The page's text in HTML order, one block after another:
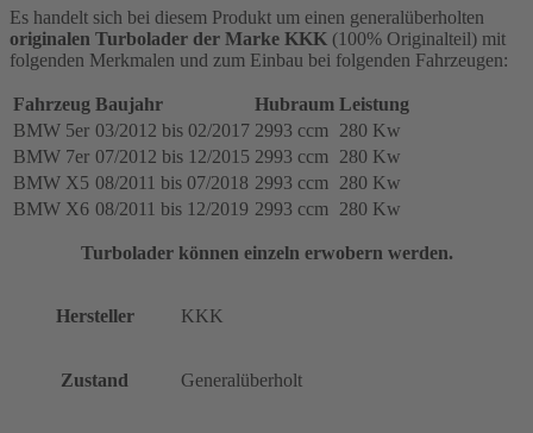
(F10,F11),
7ER
(F01,F02),
X5
(F15),
X6
(E71,F16),
280KW,
N57X,
53039880523,
12739980001,
11658516125
Es handelt sich bei diesem Produkt um einen generalüberholten
originalen Turbolader der Marke KKK (100% Originalteil) mit
folgenden Merkmalen und zum Einbau bei folgenden Fahrzeugen:
Fahrzeug Baujahr Hubraum Leistung
BMW 5er 03/2012 bis 02/2017 2993 ccm 280 Kw
BMW 7er 07/2012 bis 12/2015 2993 ccm 280 Kw
BMW X5 08/2011 bis 07/2018 2993 ccm 280 Kw
BMW X6 08/2011 bis 12/2019 2993 ccm 280 Kw
Turbolader können einzeln erwobern werden.
Hersteller KKK
Zustand Generalüberholt